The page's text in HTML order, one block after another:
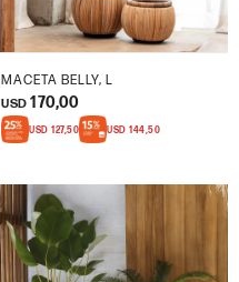
MACETA BELLY, L
USD 170,00
USD 127,50 USD 144,50